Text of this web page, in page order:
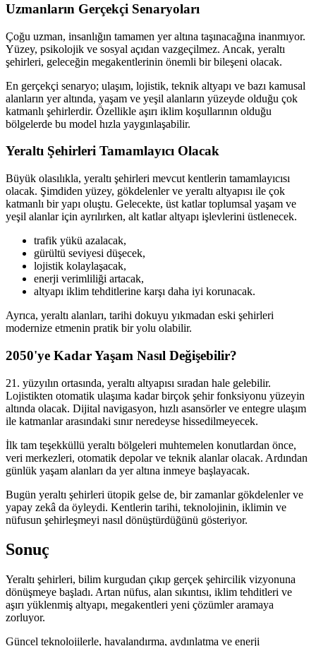
Uzmanların Gerçekçi Senaryoları
Çoğu uzman, insanlığın tamamen yer altına taşınacağına inanmıyor.
Yüzey, psikolojik ve sosyal açıdan vazgeçilmez. Ancak, yeraltı
şehirleri, geleceğin megakentlerinin önemli bir bileşeni olacak.
En gerçekçi senaryo; ulaşım, lojistik, teknik altyapı ve bazı kamusal
alanların yer altında, yaşam ve yeşil alanların yüzeyde olduğu çok
katmanlı şehirlerdir. Özellikle aşırı iklim koşullarının olduğu
bölgelerde bu model hızla yaygınlaşabilir.
Yeraltı Şehirleri Tamamlayıcı Olacak
Büyük olasılıkla, yeraltı şehirleri mevcut kentlerin tamamlayıcısı
olacak. Şimdiden yüzey, gökdelenler ve yeraltı altyapısı ile çok
katmanlı bir yapı oluştu. Gelecekte, üst katlar toplumsal yaşam ve
yeşil alanlar için ayrılırken, alt katlar altyapı işlevlerini üstlenecek.
trafik yükü azalacak,
gürültü seviyesi düşecek,
lojistik kolaylaşacak,
enerji verimliliği artacak,
altyapı iklim tehditlerine karşı daha iyi korunacak.
Ayrıca, yeraltı alanları, tarihi dokuyu yıkmadan eski şehirleri
modernize etmenin pratik bir yolu olabilir.
2050'ye Kadar Yaşam Nasıl Değişebilir?
21. yüzyılın ortasında, yeraltı altyapısı sıradan hale gelebilir.
Lojistikten otomatik ulaşıma kadar birçok şehir fonksiyonu yüzeyin
altında olacak. Dijital navigasyon, hızlı asansörler ve entegre ulaşım
ile katmanlar arasındaki sınır neredeyse hissedilmeyecek.
İlk tam teşekküllü yeraltı bölgeleri muhtemelen konutlardan önce,
veri merkezleri, otomatik depolar ve teknik alanlar olacak. Ardından
günlük yaşam alanları da yer altına inmeye başlayacak.
Bugün yeraltı şehirleri ütopik gelse de, bir zamanlar gökdelenler ve
yapay zekâ da öyleydi. Kentlerin tarihi, teknolojinin, iklimin ve
nüfusun şehirleşmeyi nasıl dönüştürdüğünü gösteriyor.
Sonuç
Yeraltı şehirleri, bilim kurgudan çıkıp gerçek şehircilik vizyonuna
dönüşmeye başladı. Artan nüfus, alan sıkıntısı, iklim tehditleri ve
aşırı yüklenmiş altyapı, megakentleri yeni çözümler aramaya
zorluyor.
Güncel teknolojilerle, havalandırma, aydınlatma ve enerji